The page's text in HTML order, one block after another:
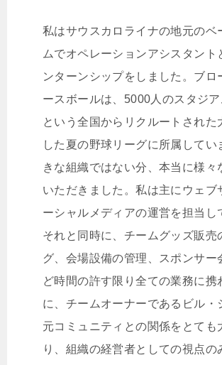
私はサウスカロライナの地元のベ
ムでオペレーションアシスタント
ンターンシップをしました。ブロ
ースボールは、5000人のスタジ
という全国からリクルートされた
した夏の野球リーグに所属してい
きな組織ではない分、本当に様々
いただきました。私は主にウェブ
ーシャルメディアの運営を担当し
それと同時に、チームグッズ販売
グ、会場設備の管理、スポンサー
ど時間の許す限り全ての業務に携
に、チームオーナーであるビル・
元コミュニティとの関係をとても
り、組織の経営者としての視点の